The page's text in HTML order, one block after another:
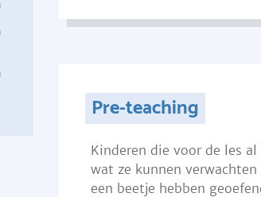
Pre-teaching
Kinderen die voor de les al
wat ze kunnen verwachten
een beetje hebben